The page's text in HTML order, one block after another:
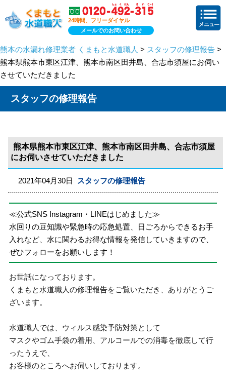
24時間、フリーダイヤル
メールでのお問い合わせ
熊本の水漏れ修理業者 くまもと水道職人 > スタッフの修理報告 >
熊本県熊本市東区江津、熊本市南区田井島、合志市須屋にお伺い
させていただきました
スタッフの修理報告
熊本県熊本市東区江津、熊本市南区田井島、合志市須屋
にお伺いさせていただきました
2021年04月30日 スタッフの修理報告
≪公式SNS Instagram・LINEはじめました≫
水回りの豆知識や緊急時の応急処置、日ごろからできるお手
入れなど、水に関わるお得な情報を発信していきますので、
ぜひフォローをお願いします！
お世話になっております。
くまもと水道職人の修理報告をご覧いただき、ありがとうご
ざいます。
水道職人では、ウィルス感染予防対策として
マスクやゴム手袋の着用、アルコールでの消毒を徹底して行
ったうえで、
お客様のところへお伺いしております。